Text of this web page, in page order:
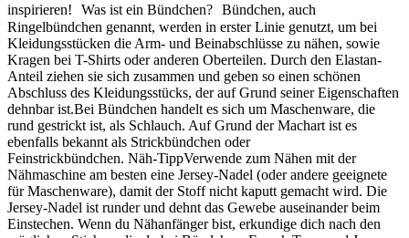
inspirieren! Was ist ein Bündchen? Bündchen, auch
Ringelbündchen genannt, werden in erster Linie genutzt, um bei
Kleidungsstücken die Arm- und Beinabschlüsse zu nähen, sowie
Kragen bei T-Shirts oder anderen Oberteilen. Durch den Elastan-
Anteil ziehen sie sich zusammen und geben so einen schönen
Abschluss des Kleidungsstücks, der auf Grund seiner Eigenschaften
dehnbar ist.Bei Bündchen handelt es sich um Maschenware, die
rund gestrickt ist, als Schlauch. Auf Grund der Machart ist es
ebenfalls bekannt als Strickbündchen oder
Feinstrickbündchen. Näh-TippVerwende zum Nähen mit der
Nähmaschine am besten eine Jersey-Nadel (oder andere geeignete
für Maschenware), damit der Stoff nicht kaputt gemacht wird. Die
Jersey-Nadel ist runder und dehnt das Gewebe auseinander beim
Einstechen. Wenn du Nähanfänger bist, erkundige dich nach den